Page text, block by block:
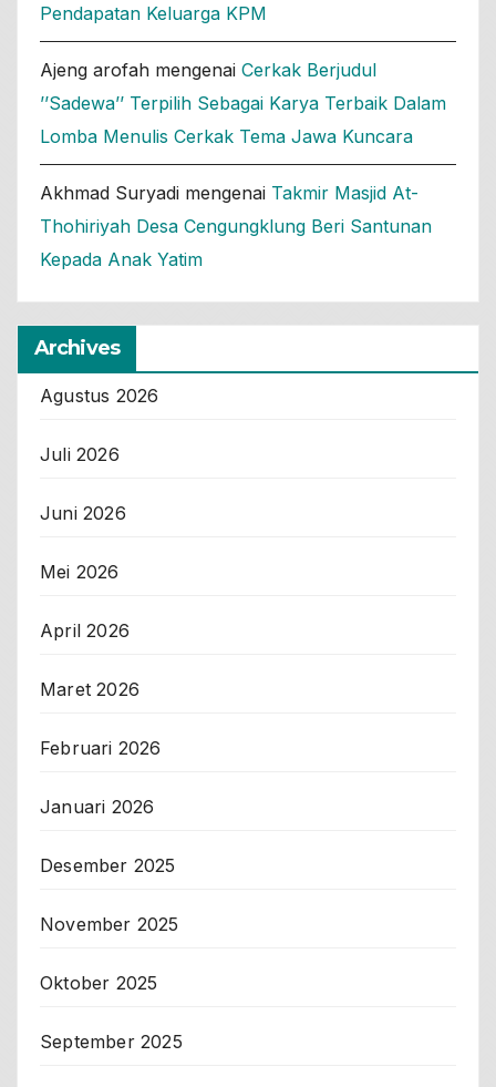
Pendapatan Keluarga KPM
Ajeng arofah mengenai Cerkak Berjudul
’’Sadewa’’ Terpilih Sebagai Karya Terbaik Dalam
Lomba Menulis Cerkak Tema Jawa Kuncara
Akhmad Suryadi mengenai Takmir Masjid At-
Thohiriyah Desa Cengungklung Beri Santunan
Kepada Anak Yatim
Archives
Agustus 2026
Juli 2026
Juni 2026
Mei 2026
April 2026
Maret 2026
Februari 2026
Januari 2026
Desember 2025
November 2025
Oktober 2025
September 2025